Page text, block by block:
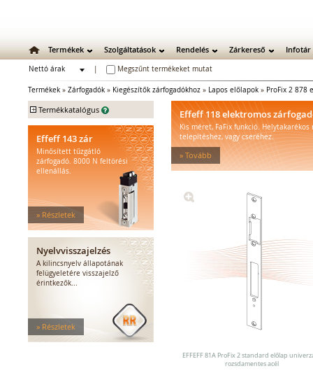
Termékek Szolgáltatások Rendelés Zárkereső Infotár
Nettó árak
Megszűnt termékeket mutat
Termékek » Zárfogadók » Kiegészítők zárfogadókhoz » Lapos előlapok » ProFix 2 878
+ Termékkatalógus
Mechanikus bevéső zárak
Zárbetétek
Lakatok
Zárpajzsok
Mechanikus kiegészítők
Elektromos zárak
Elektromos bevéső zárak
Zárfogadók
Standard zárfogadók
Vízálló zárfogadók
Tűzgátló zárfogadók
Nagy biztonságú zárfogadók
Zárfogadók üvegajtókhoz
Effeff 143 zár
Minősített tűzgátló
zárfogadó. 8000 N feltörési
ellenállás.
» Részletek
Nyelvvisszajelzés
A kilincsnyelv állapotának
felügyeletére visszajelző
érintkezők...
» Részletek
Effeff 118 elektromos
Kis méret, FaFix funkció. Helytakarékos
telepítéshez, vagy cseréhez.
» Tovább
EFFEFF 81A ProFix 2 standard előlap
rozsdamentes acél